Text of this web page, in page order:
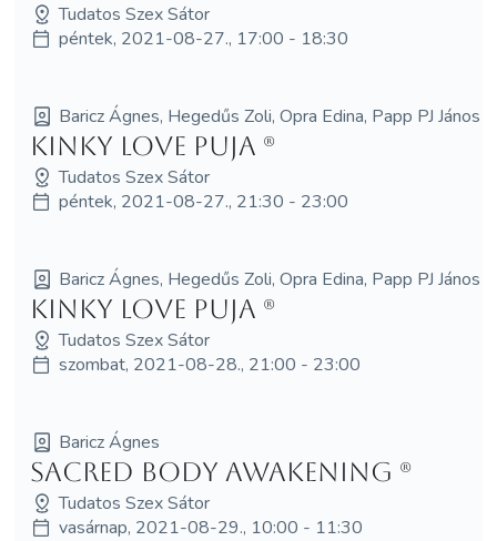
Tudatos Szex Sátor
péntek, 2021-08-27., 17:00 - 18:30
Baricz Ágnes, Hegedűs Zoli, Opra Edina, Papp PJ János
Kinky love puja (R)
Tudatos Szex Sátor
péntek, 2021-08-27., 21:30 - 23:00
Baricz Ágnes, Hegedűs Zoli, Opra Edina, Papp PJ János
Kinky love puja (R)
Tudatos Szex Sátor
szombat, 2021-08-28., 21:00 - 23:00
Baricz Ágnes
Sacred Body Awakening (R)
Tudatos Szex Sátor
vasárnap, 2021-08-29., 10:00 - 11:30